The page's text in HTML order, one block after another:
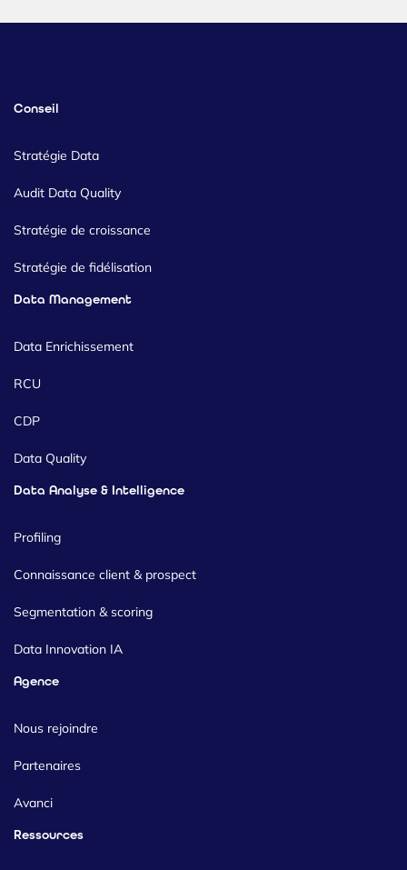
Conseil
Stratégie Data
Audit Data Quality
Stratégie de croissance
Stratégie de fidélisation
Data Management
Data Enrichissement
RCU
CDP
Data Quality
Data Analyse & Intelligence
Profiling
Connaissance client & prospect
Segmentation & scoring
Data Innovation IA
Agence
Nous rejoindre
Partenaires
Avanci
Ressources